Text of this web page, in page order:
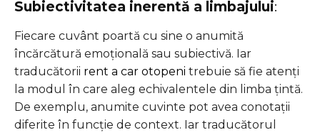
Subiectivitatea inerentă a limbajului:
Fiecare cuvânt poartă cu sine o anumită
încărcătură emoțională sau subiectivă. Iar
traducătorii rent a car otopeni trebuie să fie atenți
la modul în care aleg echivalentele din limba țintă.
De exemplu, anumite cuvinte pot avea conotații
diferite în funcție de context. Iar traducătorul